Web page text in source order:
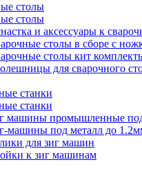
столы
столы
и аксессуары к
столы в сборе с
столы кит
для сварочного
станки
станки
машины промышленные
машины под металл до
для зиг машин
к зиг машинам